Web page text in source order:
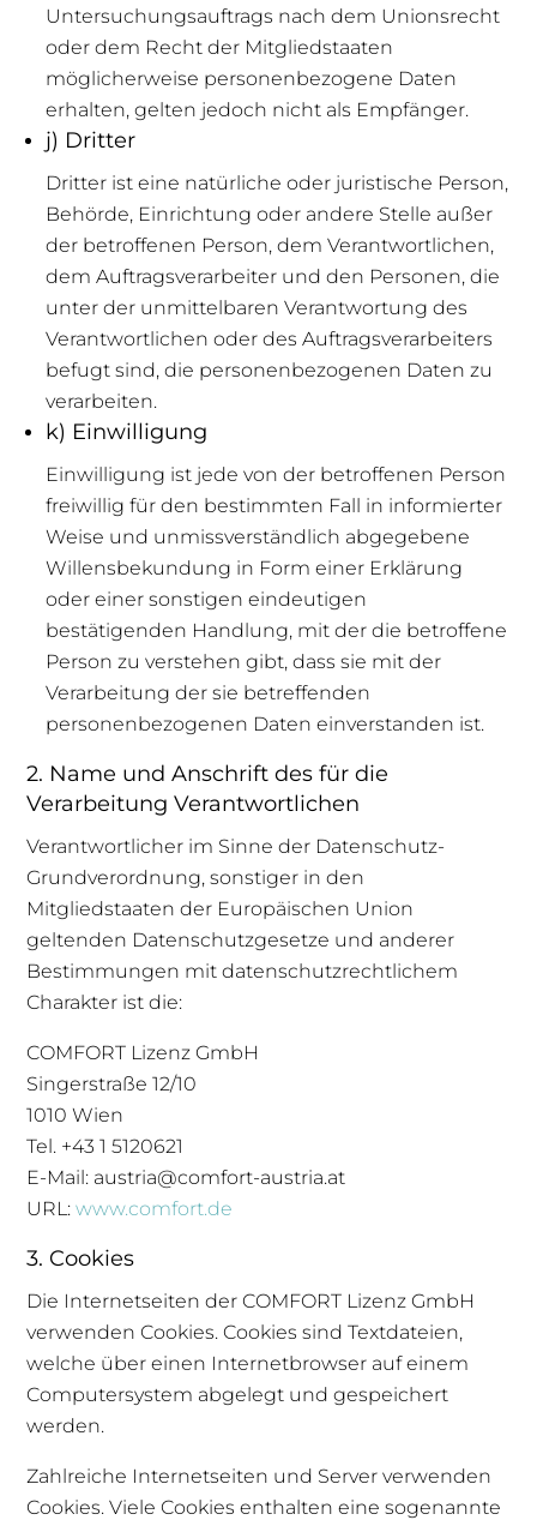
Untersuchungsauftrags nach dem Unionsrecht
oder dem Recht der Mitgliedstaaten
möglicherweise personenbezogene Daten
erhalten, gelten jedoch nicht als Empfänger.
j) Dritter
Dritter ist eine natürliche oder juristische Person,
Behörde, Einrichtung oder andere Stelle außer
der betroffenen Person, dem Verantwortlichen,
dem Auftragsverarbeiter und den Personen, die
unter der unmittelbaren Verantwortung des
Verantwortlichen oder des Auftragsverarbeiters
befugt sind, die personenbezogenen Daten zu
verarbeiten.
k) Einwilligung
Einwilligung ist jede von der betroffenen Person
freiwillig für den bestimmten Fall in informierter
Weise und unmissverständlich abgegebene
Willensbekundung in Form einer Erklärung
oder einer sonstigen eindeutigen
bestätigenden Handlung, mit der die betroffene
Person zu verstehen gibt, dass sie mit der
Verarbeitung der sie betreffenden
personenbezogenen Daten einverstanden ist.
2. Name und Anschrift des für die
Verarbeitung Verantwortlichen
Verantwortlicher im Sinne der Datenschutz-
Grundverordnung, sonstiger in den
Mitgliedstaaten der Europäischen Union
geltenden Datenschutzgesetze und anderer
Bestimmungen mit datenschutzrechtlichem
Charakter ist die:
COMFORT Lizenz GmbH
Singerstraße 12/10
1010 Wien
Tel. +43 1 5120621
E-Mail: austria@comfort-austria.at
URL:www.comfort.de
3. Cookies
Die Internetseiten der COMFORT Lizenz GmbH
verwenden Cookies. Cookies sind Textdateien,
welche über einen Internetbrowser auf einem
Computersystem abgelegt und gespeichert
werden.
Zahlreiche Internetseiten und Server verwenden
Cookies. Viele Cookies enthalten eine sogenannte